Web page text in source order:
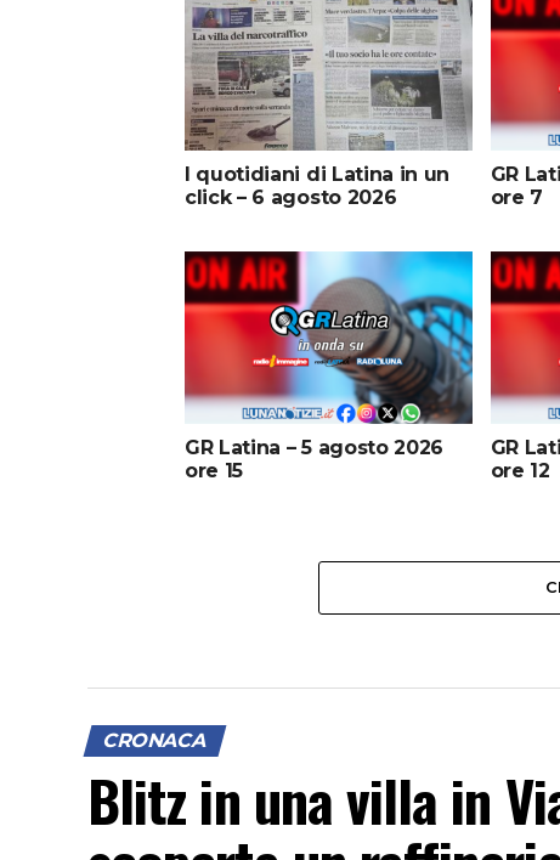
I quotidiani di Latina in un
click – 6 agosto 2026
GR
ore 7
GR Latina – 5 agosto 2026
ore 15
GR
ore 12
CRONACA
Blitz in una villa in